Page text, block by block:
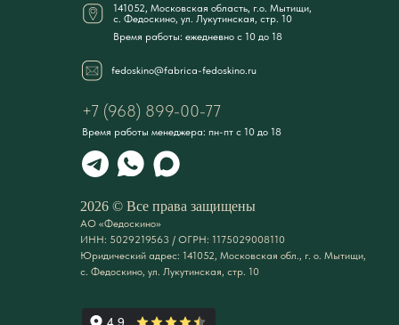
141052, Московская область, г.о. Мытищи,
с. Федоскино, ул. Лукутинская, стр. 10
+7 (968) 899-00-77
АО «Федоскино»
ИНН: 5029219563 / ОГРН: 1175029008110
Юридический адрес: 141052, Московская обл., г. о. Мытищи,
с. Федоскино, ул. Лукутинская, стр. 10
2026 © Все права защищены
Время работы: ежедневно с 10 до 18
Время работы менеджера: пн-пт с 10 до 18
fedoskino@fabrica-fedoskino.ru